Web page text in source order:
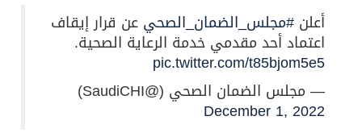
أعلن #مجلس_الضمان_الصحي عن قرار إيقاف
اعتماد أحد مقدمي خدمة الرعاية الصحية.
pic.twitter.com/t85bjom5e5
— مجلس الضمان الصحي (@SaudiCHI)
December 1, 2022